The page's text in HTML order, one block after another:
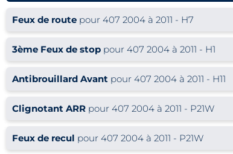
Feux de route pour 407 2004 à 2011 - H7
3ème Feux de stop pour 407 2004 à 2011 - H1
Antibrouillard Avant pour 407 2004 à 2011 - H11
Clignotant ARR pour 407 2004 à 2011 - P21W
Feux de recul pour 407 2004 à 2011 - P21W